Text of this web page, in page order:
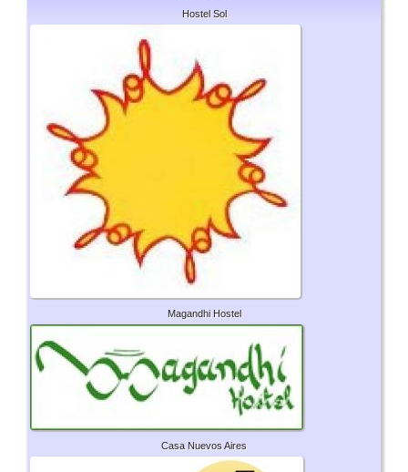
Hostel Sol
Magandhi Hostel
Casa Nuevos Aires